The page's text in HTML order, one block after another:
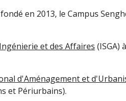
en 2013, le Campus
et des Affaires (ISGA)
d'Aménagement et
et Périurbains).